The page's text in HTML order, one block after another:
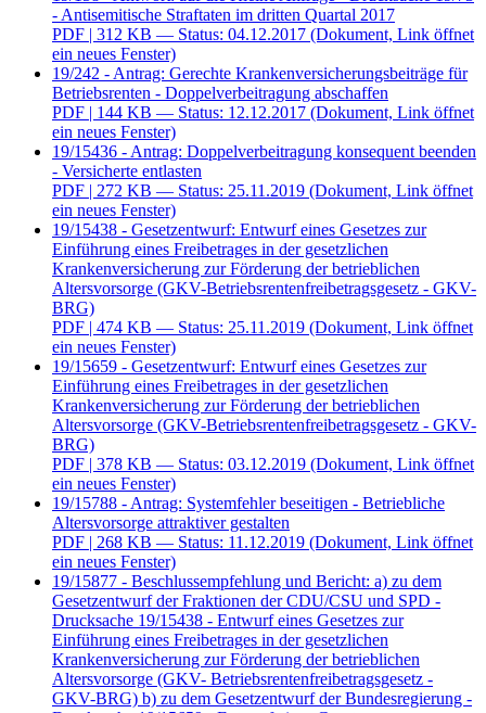
- Antisemitische Straftaten im dritten Quartal 2017
PDF | 312 KB — Status: 04.12.2017 (Dokument, Link öffnet
ein neues Fenster)
19/242 - Antrag: Gerechte Krankenversicherungsbeiträge für
Betriebsrenten - Doppelverbeitragung abschaffen
PDF | 144 KB — Status: 12.12.2017 (Dokument, Link öffnet
ein neues Fenster)
19/15436 - Antrag: Doppelverbeitragung konsequent beenden
- Versicherte entlasten
PDF | 272 KB — Status: 25.11.2019 (Dokument, Link öffnet
ein neues Fenster)
19/15438 - Gesetzentwurf: Entwurf eines Gesetzes zur
Einführung eines Freibetrages in der gesetzlichen
Krankenversicherung zur Förderung der betrieblichen
Altersvorsorge (GKV-Betriebsrentenfreibetragsgesetz - GKV-
BRG)
PDF | 474 KB — Status: 25.11.2019 (Dokument, Link öffnet
ein neues Fenster)
19/15659 - Gesetzentwurf: Entwurf eines Gesetzes zur
Einführung eines Freibetrages in der gesetzlichen
Krankenversicherung zur Förderung der betrieblichen
Altersvorsorge (GKV-Betriebsrentenfreibetragsgesetz - GKV-
BRG)
PDF | 378 KB — Status: 03.12.2019 (Dokument, Link öffnet
ein neues Fenster)
19/15788 - Antrag: Systemfehler beseitigen - Betriebliche
Altersvorsorge attraktiver gestalten
PDF | 268 KB — Status: 11.12.2019 (Dokument, Link öffnet
ein neues Fenster)
19/15877 - Beschlussempfehlung und Bericht: a) zu dem
Gesetzentwurf der Fraktionen der CDU/CSU und SPD -
Drucksache 19/15438 - Entwurf eines Gesetzes zur
Einführung eines Freibetrages in der gesetzlichen
Krankenversicherung zur Förderung der betrieblichen
Altersvorsorge (GKV- Betriebsrentenfreibetragsgesetz -
GKV-BRG) b) zu dem Gesetzentwurf der Bundesregierung -